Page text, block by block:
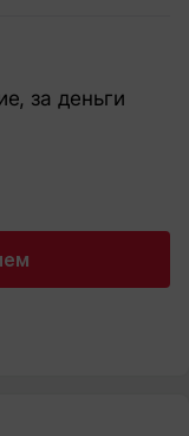
за деньги